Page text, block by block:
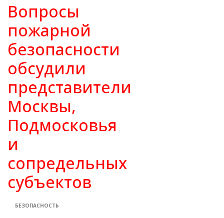
Вопросы
пожарной
безопасности
обсудили
представители
Москвы,
Подмосковья
и
сопредельных
субъектов
БЕЗОПАСНОСТЬ